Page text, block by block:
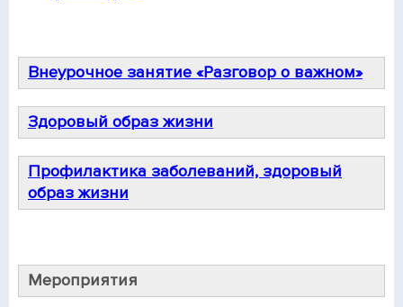
Внеурочное занятие «Разговор о важном»
Здоровый образ жизни
Профилактика заболеваний, здоровый
образ жизни
Мероприятия